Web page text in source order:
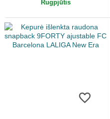
Rugpjūtis